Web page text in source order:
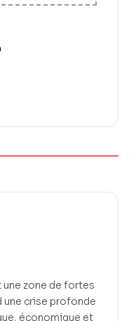
une zone de fortes
une crise profonde
économique et